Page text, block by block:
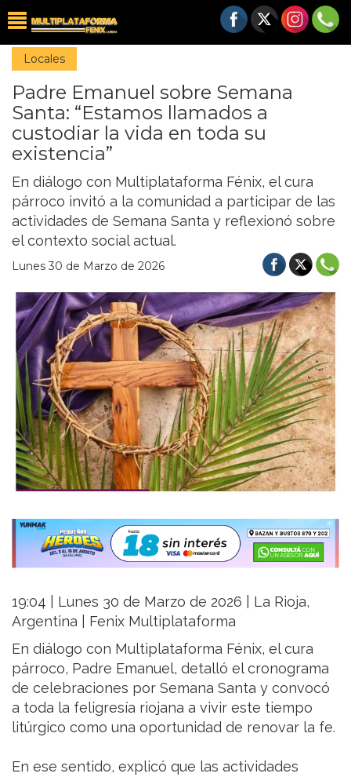
Locales
Padre Emanuel sobre Semana
Santa: “Estamos llamados a
custodiar la vida en toda su
existencia”
En diálogo con Multiplataforma Fénix, el cura
párroco invitó a la comunidad a participar de las
actividades de Semana Santa y reflexionó sobre
el contexto social actual.
Lunes 30 de Marzo de 2026
19:04 | Lunes 30 de Marzo de 2026 | La Rioja,
Argentina | Fenix Multiplataforma
En diálogo con Multiplataforma Fénix, el cura
párroco, Padre Emanuel, detalló el cronograma
de celebraciones por Semana Santa y convocó
a toda la feligresía riojana a vivir este tiempo
litúrgico como una oportunidad de renovar la fe.
En ese sentido, explicó que las actividades